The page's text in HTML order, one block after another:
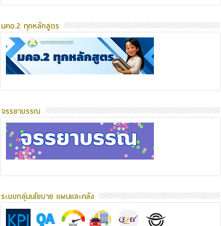
มคอ.2 ทุกหลักสูตร
จรรยาบรรณ
ระบบกลุ่มนโยบาย แผนและคลัง